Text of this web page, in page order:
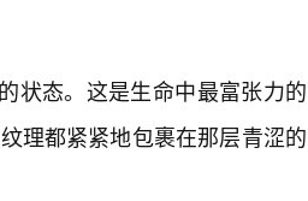
状态。这是生命中最富张力的
理都紧紧地包裹在那层青涩的